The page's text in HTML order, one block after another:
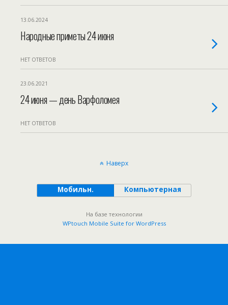
13.06.2024
Народные приметы 24 июня
НЕТ ОТВЕТОВ
23.06.2021
24 июня — день Варфоломея
НЕТ ОТВЕТОВ
Наверх
Мобильн. Компьютерная
На базе технологии
WPtouch Mobile Suite for WordPress